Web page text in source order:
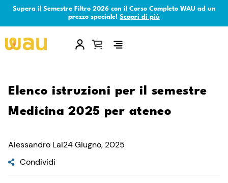
Supera il Semestre Filtro 2026 con il Corso Completo WAU ad un
prezzo speciale! Scopri di più
×
Elenco istruzioni per il semestre
Medicina 2025 per ateneo
Alessandro Lai24 Giugno, 2025
Condividi